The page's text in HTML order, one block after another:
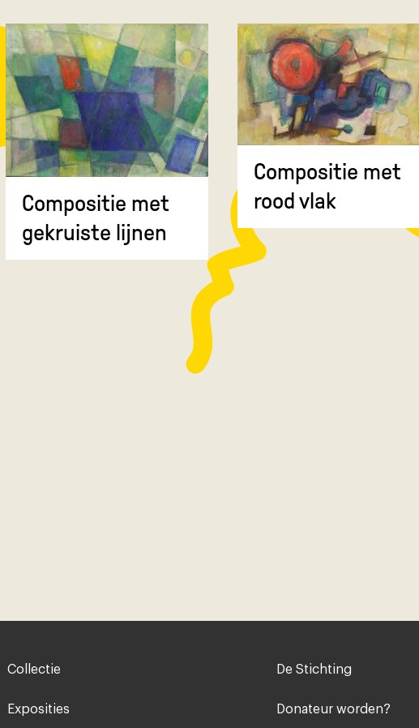
Compositie met
gekruiste lijnen
Compositie met
rood vlak
Footer-
Collectie
Exposities
Voet
De Stichting
Donateur worden?